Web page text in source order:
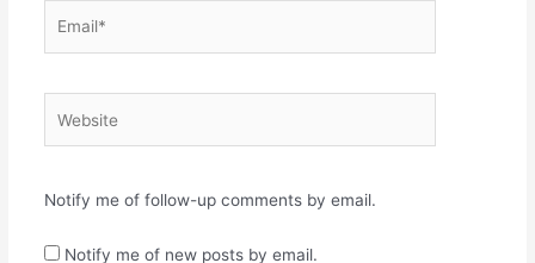
Notify me of follow-up comments by email.
Notify me of new posts by email.